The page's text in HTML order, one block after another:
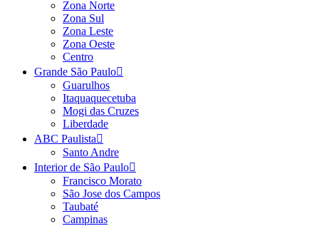
Zona Norte
Zona Sul
Zona Leste
Zona Oeste
Centro
Grande São Paulo
Guarulhos
Itaquaquecetuba
Mogi das Cruzes
Liberdade
ABC Paulista
Santo Andre
Interior de São Paulo
Francisco Morato
São Jose dos Campos
Taubaté
Campinas